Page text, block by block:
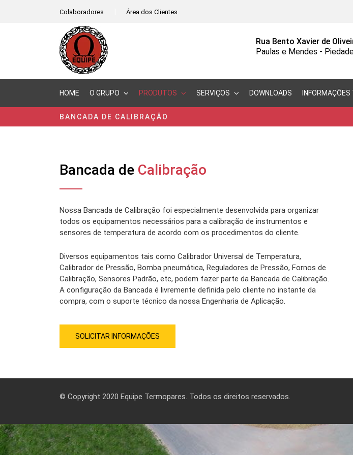
Colaboradores Área dos Clientes
Rua Bento Xavier de
Paulas e Mendes -
HOME O GRUPO PRODUTOS SERVIÇOS DOWNLOADS
BANCADA DE CALIBRAÇÃO
Bancada de Calibração
Nossa Bancada de Calibração foi especialmente desenvolvida para organizar
todos os equipamentos necessários para a calibração de instrumentos e
sensores de temperatura de acordo com os procedimentos do cliente.
Diversos equipamentos tais como Calibrador Universal de Temperatura,
Calibrador de Pressão, Bomba pneumática, Reguladores de Pressão, Fornos de
Calibração, Sensores Padrão, etc, podem fazer parte da Bancada de Calibração.
A configuração da Bancada é livremente definida pelo cliente no instante da
compra, com o suporte técnico da nossa Engenharia de Aplicação.
SOLICITAR INFORMAÇÕES
© Copyright 2020 Equipe Termopares. Todos os direitos reservados.